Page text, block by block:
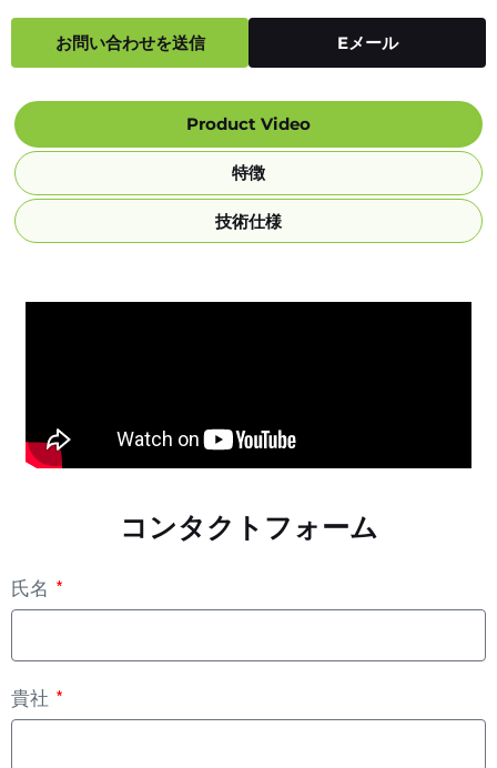
お問い合わせを送信 Eメール
Product Video
特徴
技術仕様
コンタクトフォーム
氏名
貴社